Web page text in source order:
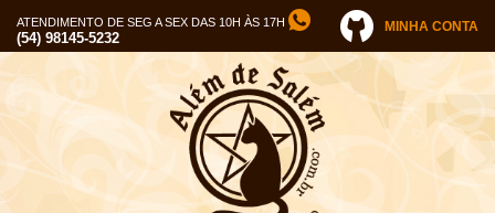
ATENDIMENTO DE SEG A SEX DAS 10H ÀS 17H
(54) 98145-5232
MINHA CONTA